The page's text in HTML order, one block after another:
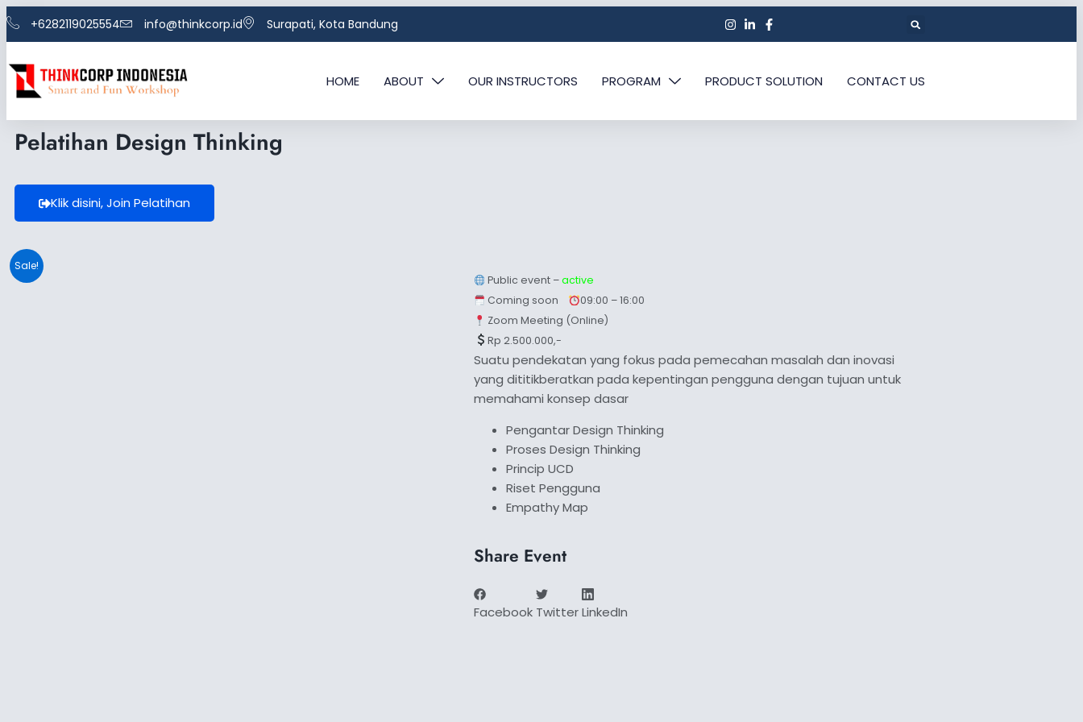
Skip
to
content
+6282119025554 info@thinkcorp.id Surapati, Kota Bandung
HOME ABOUT OUR INSTRUCTORS PROGRAM PRODUCT SOLUTION CONTACT US
Pelatihan Design Thinking
Klik disini, Join Pelatihan
Sale!
Public event –active
Coming soon
09:00 – 16:00
Zoom Meeting (Online)
Rp 2.500.000,-
Suatu pendekatan yang fokus pada pemecahan masalah dan inovasi
yang dititikberatkan pada kepentingan pengguna dengan tujuan untuk
memahami konsep dasar
Pengantar Design Thinking
Proses Design Thinking
Princip UCD
Riset Pengguna
Empathy Map
Share Event
Facebook TwitterLinkedIn